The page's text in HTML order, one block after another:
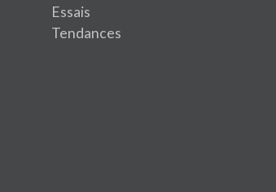
Essais
Tendances